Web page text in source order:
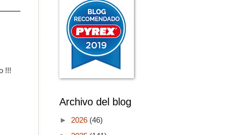
!!!
Archivo del blog
► 2026 (46)